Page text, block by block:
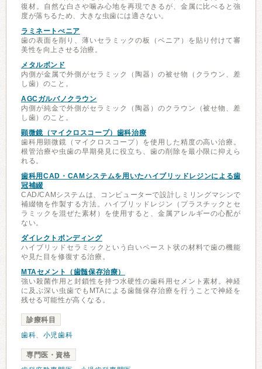
復材。自然な白さや噛み心地を再現できるが、金属に比べると強
度が落ちるため、大きな虫歯には適さない。
ラミネートべニア
歯の表面を削り、薄いセラミックの板（ベニア）を貼り付けて審
美性を向上させる治療。
メタルボンド
内側が金属で外側がセラミック（陶器）の被せ物（クラウン、差
し歯）のこと。
AGCガルバノクラウン
内側が純金で外側がセラミック（陶器）のクラウン（被せ物、差
し歯）のこと。
顕微鏡（マイクロスコープ）歯科治療
歯科用顕微鏡（マイクロスコープ）を使用した精度の高い治療。
根管治療や虫歯の早期発見に役立ち、歯の削除を最小限に抑えら
れる。
歯科用CAD・CAMシステムを用いたハイブリッドレジンによる歯
冠補綴
CAD/CAMシステムは、コンピューターで設計しミリングマシンで
補綴物を作製する方法。ハイブリッドレジン（プラスチックとセ
ラミックを混ぜた素材）を使用すると、金属アレルギーの心配が
ない。
ダイレクトボンディング
ハイブリッドセラミックという白いペースト状の材料で歯の機能
や見た目を修復する治療。
MTAセメント（歯髄保存治療）
強い殺菌作用と封鎖性を持つ水硬性の歯科用セメント素材。神経
に及ぶ深い虫歯でもMTAによる歯髄保存治療を行うことで神経を
残せる可能性が高くなる。
診療科目
歯科、 小児歯科
専門医・資格